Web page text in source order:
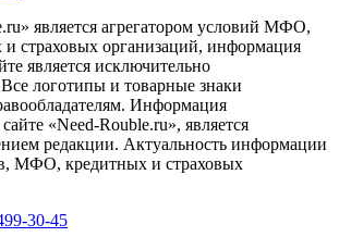
является агрегатором условий МФО,
и страховых организаций, информация
является исключительно
логотипы и товарные знаки
Информация
«Need-Rouble.ru», является
редакции. Актуальность информации
МФО, кредитных и страховых
30-45